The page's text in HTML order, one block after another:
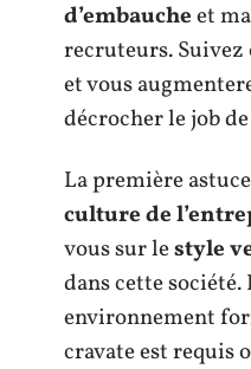
d’embaucheet
recruteurs. Suivez
et vous
décrocher le job
La première
culture de
vous sur lestyle
dans cette société.
environnement
cravate est requis